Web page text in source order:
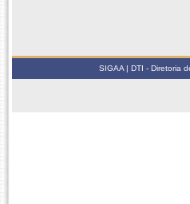
SIGAA | DTI - Diretoria